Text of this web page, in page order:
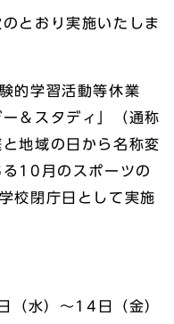
とおり実施いたしま
的学習活動等休業
＆スタディ」（通称
地域の日から名称変
10月のスポーツの
校閉庁日として実施
水）～14日（金）